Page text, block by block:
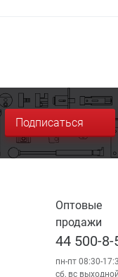
Подписаться
Оптовые
продажи
44 500-8-
пн-пт 08:30-
сб, вс выходной